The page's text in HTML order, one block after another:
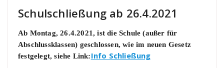
Schulschließung ab 26.4.2021
Ab Montag, 26.4.2021, ist die Schule (außer für
Abschlussklassen) geschlossen, wie im neuen Gesetz
festgelegt, siehe Link:Info Schließung